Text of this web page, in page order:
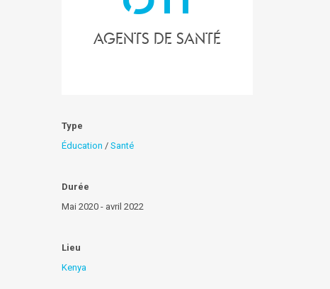
Agents de santé
Type
Éducation / Santé
Durée
Mai 2020 - avril 2022
Lieu
Kenya